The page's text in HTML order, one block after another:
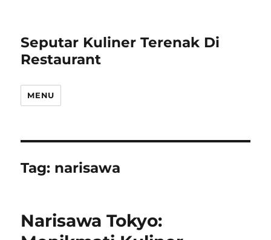
Seputar Kuliner Terenak Di
Restaurant
MENU
Tag: narisawa
Narisawa Tokyo: